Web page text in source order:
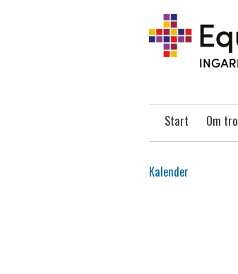
Start Om tro
Kalender